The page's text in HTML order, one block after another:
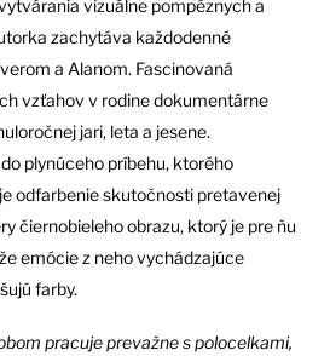
vizuálne pompéznych a
zachytáva každodenné
a Alanom. Fascinovaná
vzťahov v rodine dokumentárne
jari, leta a jesene.
plynúceho príbehu, ktorého
odfarbenie skutočnosti pretavenej
čiernobieleho obrazu, ktorý je pre ňu
emócie z neho vychádzajúce
farby.
pracuje prevažne s polocelkami,